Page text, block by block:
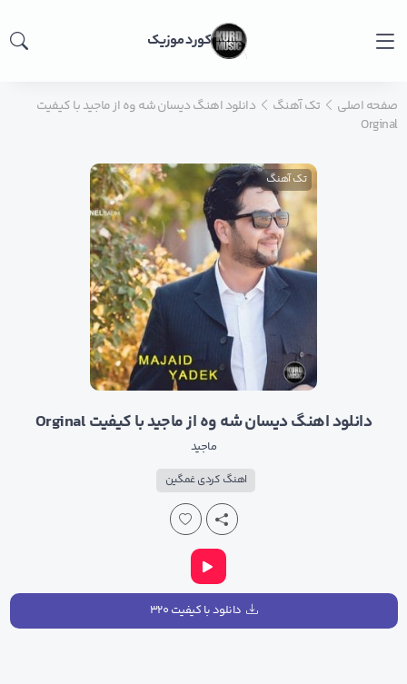
کورد موزیک
صفحه اصلی تک آهنگ
دانلود اهنگ دیسان شه وه از ماجید با کیفیت
Orginal
تک آهنگ
دانلود اهنگ دیسان شه وه از ماجید با کیفیت Orginal
ماجید
اهنگ کردی غمگین
دانلود با کیفیت ۳۲۰